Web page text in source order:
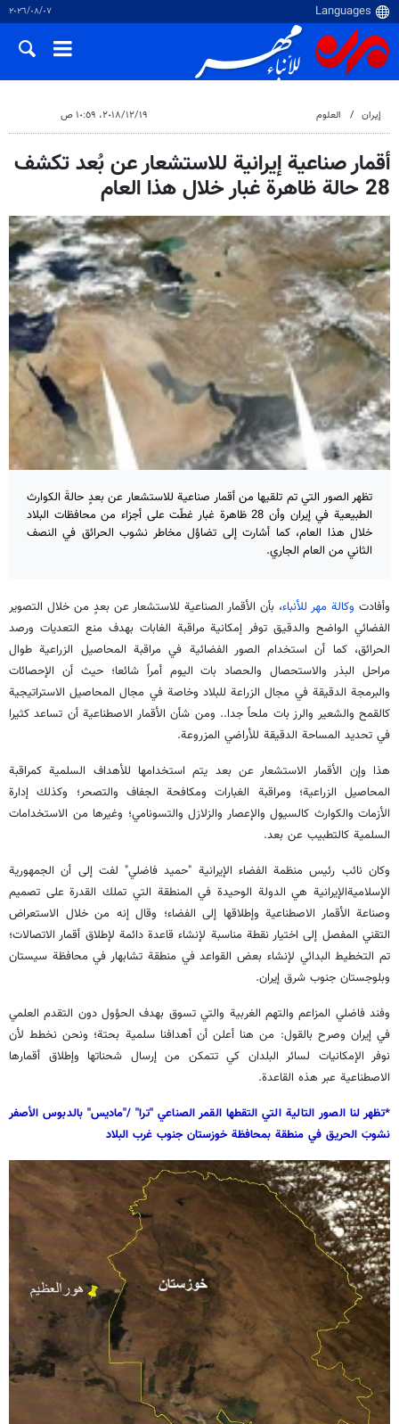
٠٧‏/٠٨‏/٢٠٢٦
إيران العلوم ١٩‏/١٢‏/٢٠١٨، ١٠:٥٩ ص
أقمار صناعية إيرانية للاستشعار عن بُعد تكشف
28 حالة ظاهرة غبار خلال هذا العام
تظهر الصور التي تم تلقيها من أقمار صناعية للاستشعار عن بعدٍ حالةَ الكوارث
الطبيعية في إيران وأن 28 ظاهرة غبار غطّت على أجزاء من محافظات البلاد
خلال هذا العام، كما أشارت إلى تضاؤل مخاطر نشوب الحرائق في النصف
الثاني من العام الجاري.
وأفادت وكالة مهر للأنباء، بأن الأقمار الصناعية للاستشعار عن بعدٍ من خلال التصوير
الفضائي الواضح والدقيق توفر إمكانية مراقبة الغابات بهدف منع التعديات ورصد
الحرائق، كما أن استخدام الصور الفضائية في مراقبة المحاصيل الزراعية طوال
مراحل البذر والاستحصال والحصاد بات اليوم أمراً شائعا؛ حيث أن الإحصائات
والبرمجة الدقيقة في مجال الزراعة للبلاد وخاصة في مجال المحاصيل الاستراتيجية
كالقمح والشعير والرز بات ملحاً جدا.. ومن شأن الأقمار الاصطناعية أن تساعد كثيرا
في تحديد المساحة الدقيقة للأراضي المزروعة.
هذا وإن الأقمار الاستشعار عن بعد يتم استخدامها للأهداف السلمية كمراقبة
المحاصيل الزراعية؛ ومراقبة الغبارات ومكافحة الجفاف والتصحر؛ وكذلك إدارة
الأزمات والكوارث كالسيول والإعصار والزلازل والتسونامي؛ وغيرها من الاستخدامات
السلمية كالتطبيب عن بعد.
وكان نائب رئيس منظمة الفضاء الإيرانية "حميد فاضلي" لفت إلى أن الجمهورية
الإسلاميةالإيرانية هي الدولة الوحيدة في المنطقة التي تملك القدرة على تصميم
وصناعة الأقمار الاصطناعية وإطلاقها إلى الفضاء؛ وقال إنه من خلال الاستعراض
التقني المفصل إلى اختيار نقطة مناسبة لإنشاء قاعدة دائمة لإطلاق أقمار الاتصالات؛
تم التخطيط البدائي لإنشاء بعض القواعد في منطقة تشابهار في محافظة سيستان
وبلوجستان جنوب شرق إيران.
وفند فاضلي المزاعم والتهم الغربية والتي تسوق بهدف الحؤول دون التقدم العلمي
في إيران وصرح بالقول: من هنا أعلن أن أهدافنا سلمية بحتة؛ ونحن نخطط لأن
نوفر الإمكانيات لسائر البلدان كي تتمكن من إرسال شحناتها وإطلاق أقمارها
الاصطناعية عبر هذه القاعدة.
*تظهر لنا الصور التالية التي التقطها القمر الصناعي "ترا" /"ماديس" بالدبوس الأصفر
نشوبَ الحريق في منطقة بمحافظة خوزستان جنوب غرب البلاد